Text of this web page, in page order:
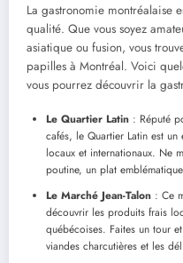
La gastronomie montréalaise
qualité. Que vous soyez
asiatique ou fusion, vous
papilles à Montréal. Voici
vous pourrez découvrir la
Le Quartier Latin : Réputé
cafés, le Quartier Latin est
locaux et internationaux. Ne
poutine, un plat
Le Marché Jean-Talon : Ce
découvrir les produits frais
québécoises. Faites un tour
viandes charcutières et les